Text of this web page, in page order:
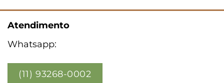
Atendimento
Whatsapp:
(11) 93268-0002